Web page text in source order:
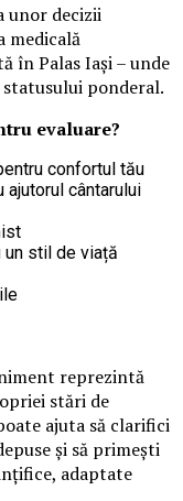
unor decizii
medicală
în Palas Iași – unde
statusului ponderal.
evaluare?
confortul tău
cântarului
stil de viață
reprezintă
stări de
ajuta să clarifici
și să primești
adaptate